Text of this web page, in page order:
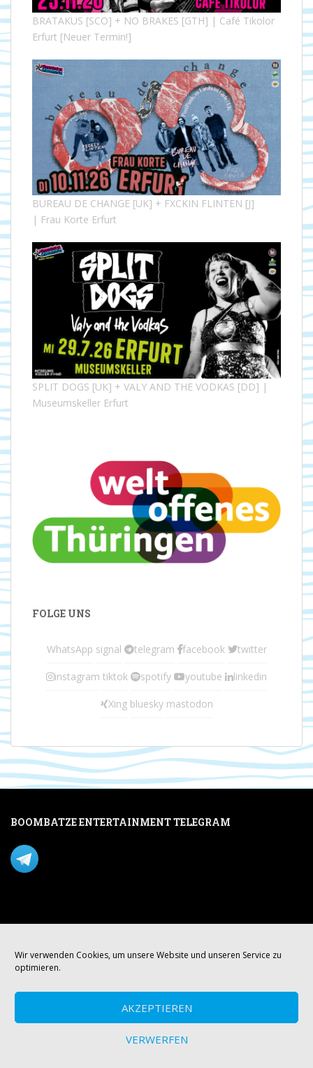
Wir verwenden Cookies, um unsere Website und unseren Service zu
optimieren.
AKZEPTIEREN
VERWERFEN
BRATAKUS [SCO] + NO BRAKES [GTH] | Café Tikolor
Erfurt [Neuer Termin!]
BUREAU DE CHANGE [UK] + FXCKIN FLINTEN [J]
| Frau Korte Erfurt
SPLIT DOGS [UK] + VALY AND THE VODKAS [DD] |
Museumskeller Erfurt
FOLGE UNS
WhatsApp signal telegram facebook twitter
instagram tiktok spotify youtube linkedin
Xing bluesky mastodon
BOOMBATZE ENTERTAINMENT TELEGRAM